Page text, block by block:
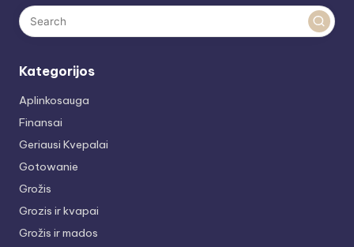
Kategorijos
Aplinkosauga
Finansai
Geriausi Kvepalai
Gotowanie
Grožis
Grozis ir kvapai
Grožis ir mados